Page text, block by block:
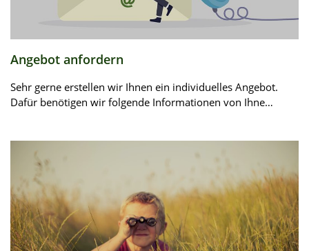
Angebot anfordern
Sehr gerne erstellen wir Ihnen ein individuelles Angebot.
Dafür benötigen wir folgende Informationen von Ihne…